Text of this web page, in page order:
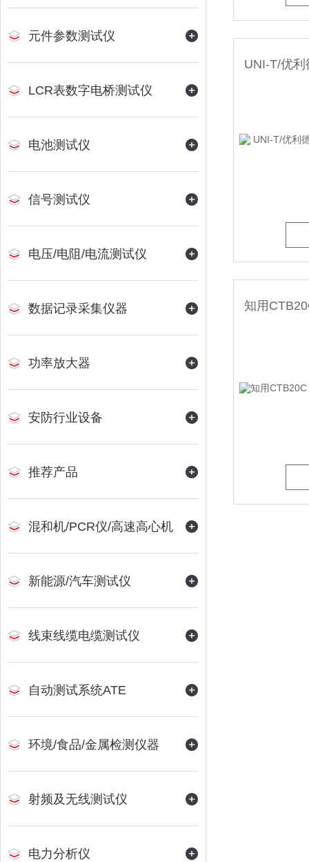
元件参数测试仪
LCR表数字电桥测试仪
电池测试仪
信号测试仪
电压/电阻/电流测试仪
数据记录采集仪器
功率放大器
安防行业设备
推荐产品
混和机/PCR仪/高速高心机
新能源/汽车测试仪
线束线缆电缆测试仪
自动测试系统ATE
环境/食品/金属检测仪器
射频及无线测试仪
电力分析仪